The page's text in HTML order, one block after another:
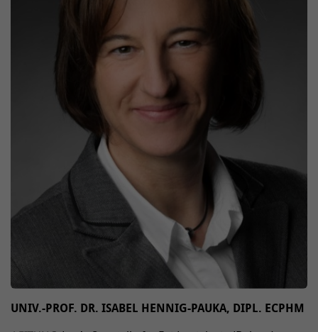
UNIV.-PROF. DR. ISABEL HENNIG-PAUKA, DIPL. ECPHM